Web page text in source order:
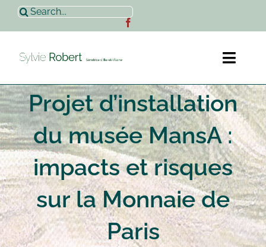
Passer
contenu
Rechercher:
Accueil
Sylvie Robert
Actualités
Contact
Projet d’installation
du musée MansA :
impacts et risques
sur la Monnaie de
Paris